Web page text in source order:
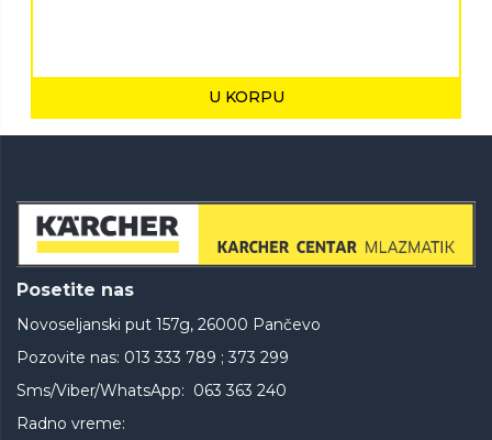
U KORPU
Posetite nas
Novoseljanski put 157g, 26000 Pančevo
Pozovite nas: 013 333 789 ; 373 299
Sms/Viber/WhatsApp: 063 363 240
Radno vreme: